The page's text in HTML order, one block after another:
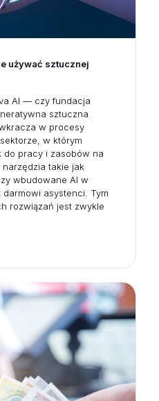
używać sztucznej
AI — czy fundacja
sztuczna
w procesy
w którym
do pracy i zasobów na
takie jak
wbudowane AI w
asystenci. Tym
rozwiązań jest zwykle